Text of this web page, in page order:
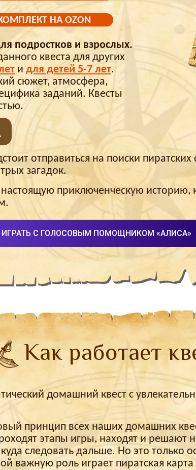
НА OZON
подростков и взрослых.
квеста для других
и для детей 5-7 лет.
сюжет, атмосфера,
заданий. Квесты
отправиться на поиски
загадок.
приключенческую историю,
С ГОЛОСОВЫМ ПОМОЩНИКОМ «АЛИСА»
Как работает
домашний квест с
принцип всех наших домашних
этапы игры, находят и решают
следовать дальше. Но это только
важную роль играет пиратская